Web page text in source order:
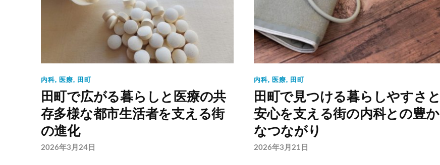
内科, 医療, 田町
田町で広がる暮らしと医療の共
存多様な都市生活者を支える街
の進化
2026年3月24日
内科, 医療, 田町
田町で見つける暮らしやすさと
安心を支える街の内科との豊か
なつながり
2026年3月21日